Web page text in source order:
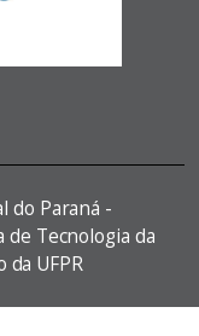
do Paraná -
de Tecnologia da
da UFPR